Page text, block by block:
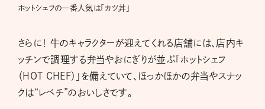
ホットシェフの一番人気は「カツ丼」
さらに！ 牛のキャラクターが迎えてくれる店舗には、店内キ
ッチンで調理する弁当やおにぎりが並ぶ「ホットシェフ
（HOT CHEF）」を備えていて、ほっかほかの弁当やスナッ
クは“レベチ”のおいしさです。